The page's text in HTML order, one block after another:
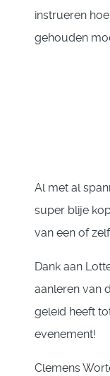
instrueren
gehouden
Al met al
super blije
van een of
Dank aan
aanleren van
geleid heeft
evenement!
Clemens